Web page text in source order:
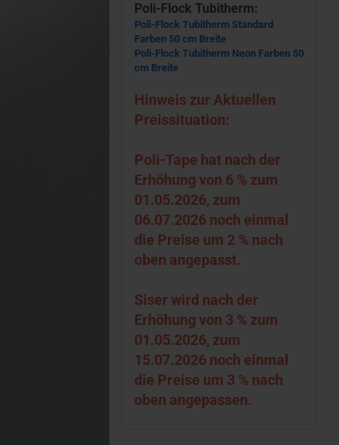
Poli-Flock Tubitherm:
Poli-Flock Tubitherm Standard
Farben 50 cm Breite
Poli-Flock Tubitherm Neon Farben 50
cm Breite
Hinweis zur Aktuellen
Preissituation:
Poli-Tape hat nach der
Erhöhung von 6 % zum
01.05.2026, zum
06.07.2026 noch einmal
die Preise um 2 % nach
oben angepasst.
Siser wird nach der
Erhöhung von 3 % zum
01.05.2026, zum
15.07.2026 noch einmal
die Preise um 3 % nach
oben angepassen.